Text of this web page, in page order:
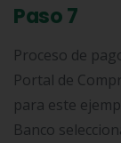
Paso 7
Proceso de
Portal de
para este
Banco